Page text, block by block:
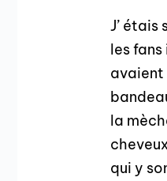
J’ étais
les
avaient
la
qui y